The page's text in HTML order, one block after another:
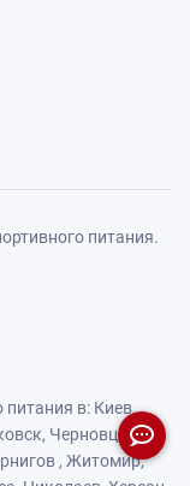
питания.
питания в: Киев,
Черновцы,
, Житомир,